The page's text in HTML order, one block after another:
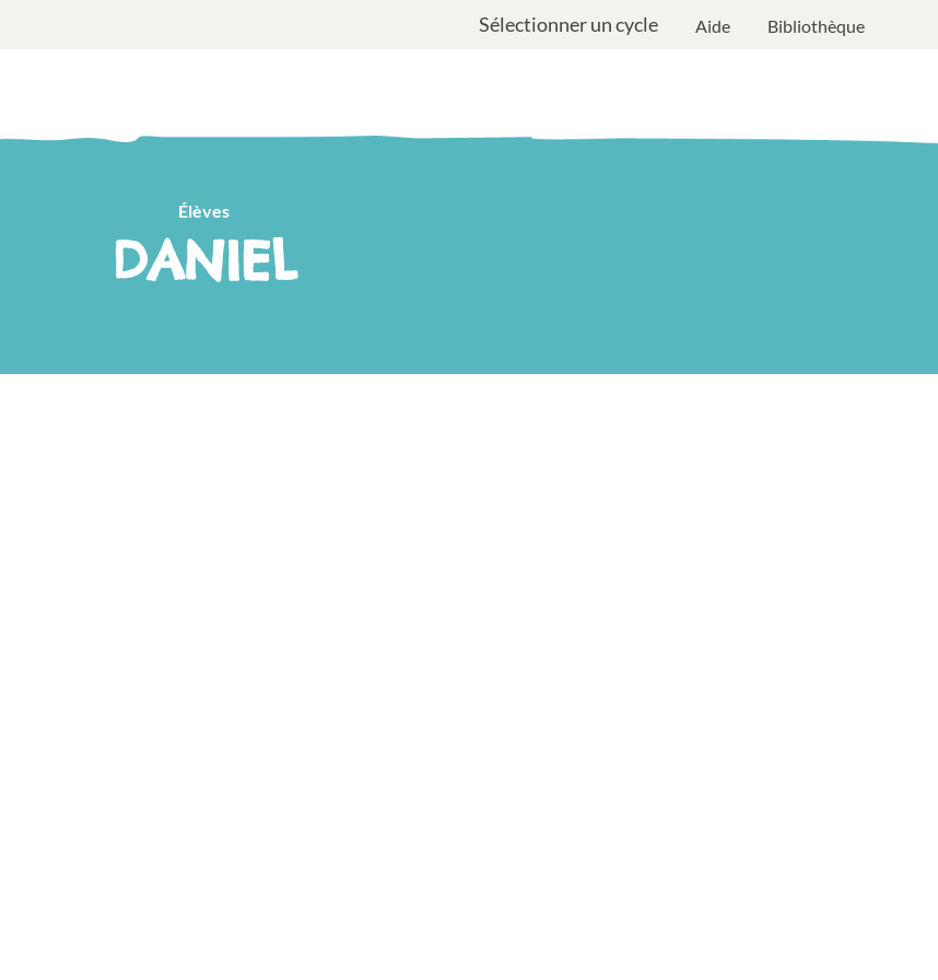
Sélectionner un cycle Aide Bibliothèque
Élèves
DANIEL